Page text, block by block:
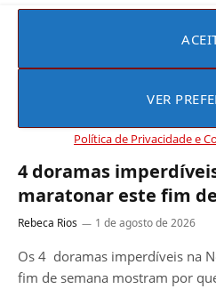
VER
Política de Privacidade e
4 doramas
maratonar este fim
Rebeca Rios 1 de agosto de 2026
Os 4 doramas imperdíveis na
fim de semana mostram por